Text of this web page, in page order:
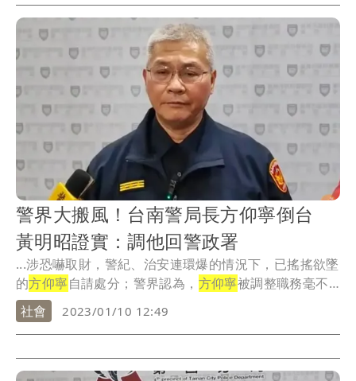
警界大搬風！台南警局長方仰寧倒台
黃明昭證實：調他回警政署
...涉恐嚇取財，警紀、治安連環爆的情況下，已搖搖欲墜
的方仰寧自請處分；警界認為， 方仰寧被調整職務毫不
意外...
社會 2023/01/10 12:49